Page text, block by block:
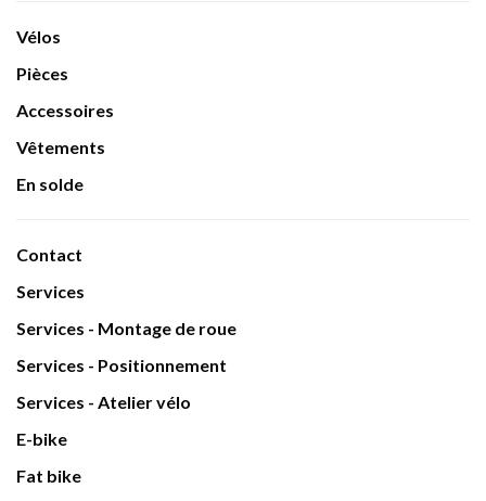
Vélos
Pièces
Accessoires
Vêtements
En solde
Contact
Services
Services - Montage de roue
Services - Positionnement
Services - Atelier vélo
E-bike
Fat bike